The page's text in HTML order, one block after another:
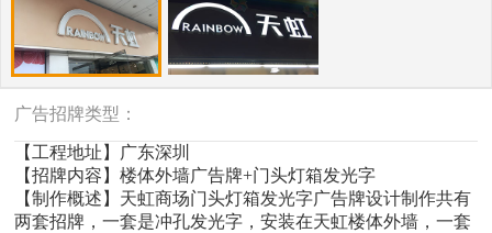
广告招牌类型：
【工程地址】广东深圳
【招牌内容】楼体外墙广告牌+门头灯箱发光字
【制作概述】天虹商场门头灯箱发光字广告牌设计制作共有
两套招牌，一套是冲孔发光字，安装在天虹楼体外墙，一套